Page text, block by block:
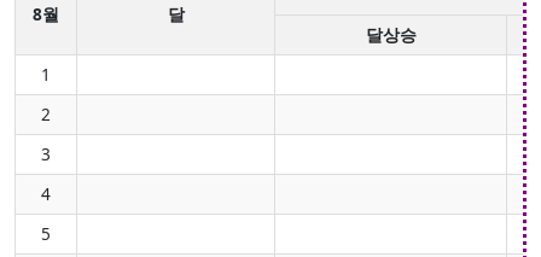
8월
달
달상승
1
2
3
4
5